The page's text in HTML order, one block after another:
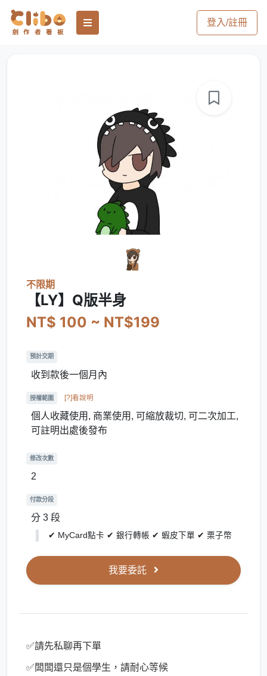
登入/註冊
不限期
【LY】Q版半身
NT$ 100 ~ NT$199
預計交期
收到款後一個月內
授權範圍 [?]看說明
個人收藏使用, 商業使用, 可縮放裁切, 可二次加工,
可註明出處後發布
修改次數
2
付款分段
分 3 段
✔ MyCard點卡 ✔ 銀行轉帳 ✔ 蝦皮下單 ✔ 栗子幣
我要委託
✅請先私聊再下單
✅闆闆還只是個學生，請耐心等候